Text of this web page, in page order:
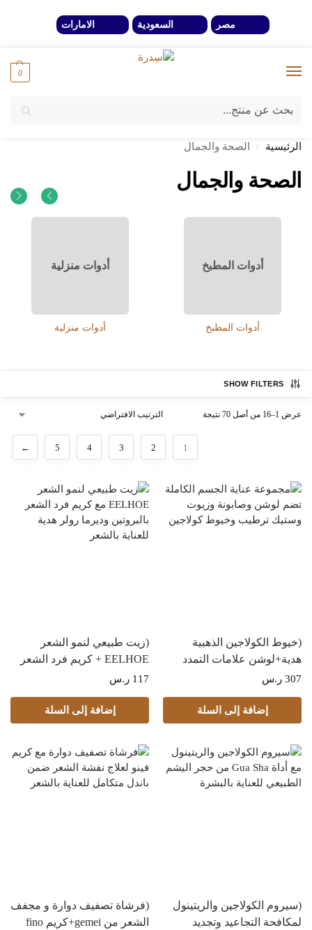
مصر السعودية الامارات
0
أدوات يدوية
إصلاحات
إصلاحات
اضواء داخلية
اضواء داخلية
خصومات 40% لفترة محدوة وحتي نفاذ الكمية
الرئيسية / الصحة والجمال
الصحة والجمال
أدوات المطبخ
أدوات المطبخ
أدوات منزلية
أدوات منزلية
SHOW FILTERS
عرض 1–16 من أصل 70 نتيجة
1
2
3
4
5
←
(خيوط الكولاجين الذهبية
هدية+لوشن علامات التمدد
LEDA+صابونة دودو
الكولاجين وترطيب
البشرة+زيت الأرجان
والقدمين- بينك) عناية الجسم
الكاملة
307 ر.س
إضافة إلى السلة
(زيت طبيعي لنمو الشعر
EELHOE + كريم فرد الشعر
بالبروتين+ديرما رولر هدية)
117 ر.س
إضافة إلى السلة
(سيروم الكولاجين والريتينول
لمكافحة التجاعيد وتجديد
(فرشاة تصفيف دوارة و مجفف
الشعر من gemei+كريم fino